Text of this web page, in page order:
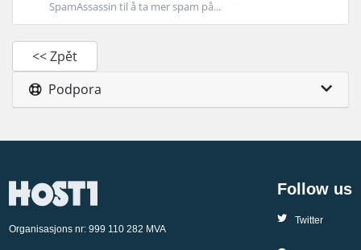
SpamAssassin til å ta mer spam på...
<< Zpět
Podpora
Organisasjons nr: 999 110 282 MVA
Follow us
Twitter